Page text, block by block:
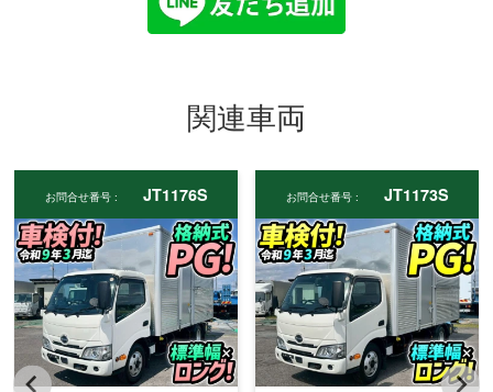
関連車両
お問合せ番号 : JT1176S お問合せ番号 : JT1173S